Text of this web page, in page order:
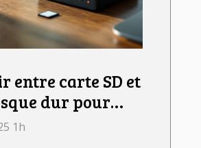
entre carte SD et
dur pour
vos données ?
1h